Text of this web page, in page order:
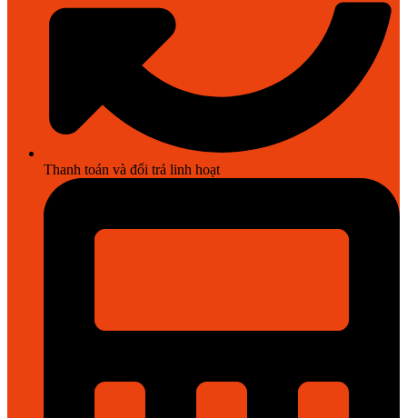
Thanh toán và đổi trả linh hoạt